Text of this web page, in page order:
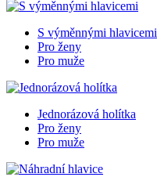
S výměnnými hlavicemi
Pro ženy
Pro muže
Jednorázová holítka
Pro ženy
Pro muže